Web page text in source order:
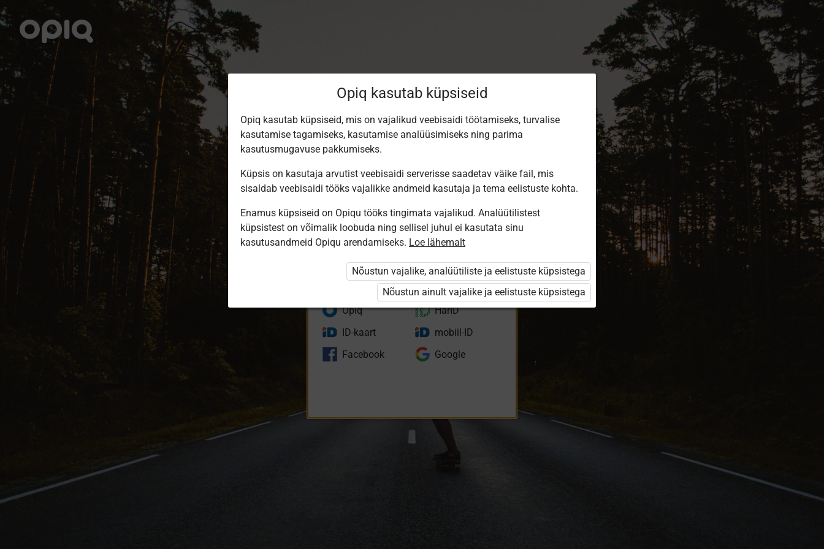
Sisene Opiqusse
Stuudium
Opiq
HarID
ID-kaart
mobiil-ID
Facebook
Google
Opiq kasutab küpsiseid
Opiq kasutab küpsiseid, mis on vajalikud veebisaidi töötamiseks, turvalise
kasutamise tagamiseks, kasutamise analüüsimiseks ning parima
kasutusmugavuse pakkumiseks.
Küpsis on kasutaja arvutist veebisaidi serverisse saadetav väike fail, mis
sisaldab veebisaidi tööks vajalikke andmeid kasutaja ja tema eelistuste kohta.
Enamus küpsiseid on Opiqu tööks tingimata vajalikud. Analüütilistest
küpsistest on võimalik loobuda ning sellisel juhul ei kasutata sinu
kasutusandmeid Opiqu arendamiseks. Loe lähemalt
Nõustun vajalike, analüütiliste ja eelistuste küpsistega
Nõustun ainult vajalike ja eelistuste küpsistega